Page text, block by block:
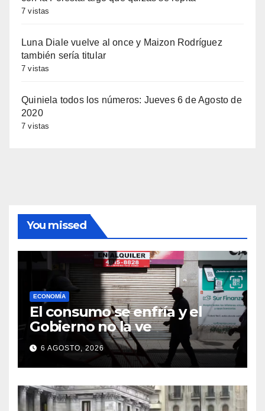
7 vistas
Luna Diale vuelve al once y Maizon Rodríguez
también sería titular
7 vistas
Quiniela todos los números: Jueves 6 de Agosto de
2020
7 vistas
You missed
ECONOMÍA
El consumo se enfría y el
Gobierno no la ve
6 AGOSTO, 2026